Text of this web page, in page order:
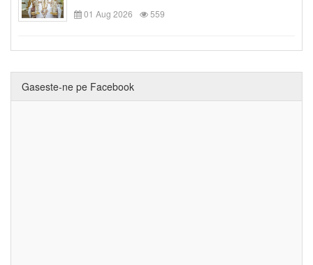
01 Aug 2026
559
Gaseste-ne pe Facebook